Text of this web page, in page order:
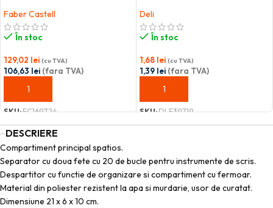
Faber Castell
În stoc
129,02 lei (cu TVA)
106,63 lei (fara TVA)
ADAUGĂ ÎN COȘ
SKU:FC169724
Deli
În stoc
1,68 lei (cu TVA)
1,39 lei (fara TVA)
ADAUGĂ ÎN COȘ
SKU:DLE39719
DESCRIERE
Compartiment principal spatios.
Separator cu doua fete cu 20 de bucle pentru instrumente de scris.
Despartitor cu functie de organizare si compartiment cu fermoar.
Material din poliester rezistent la apa si murdarie, usor de curatat.
Dimensiune 21 x 6 x 10 cm.